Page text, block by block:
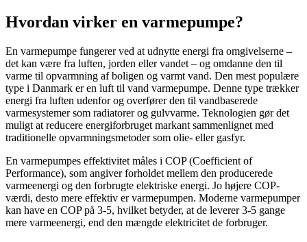
Hvordan virker en varmepumpe?
En varmepumpe fungerer ved at udnytte energi fra omgivelserne –
det kan være fra luften, jorden eller vandet – og omdanne den til
varme til opvarmning af boligen og varmt vand. Den mest populære
type i Danmark er en luft til vand varmepumpe. Denne type trækker
energi fra luften udenfor og overfører den til vandbaserede
varmesystemer som radiatorer og gulvvarme. Teknologien gør det
muligt at reducere energiforbruget markant sammenlignet med
traditionelle opvarmningsmetoder som olie- eller gasfyr.
En varmepumpes effektivitet måles i COP (Coefficient of
Performance), som angiver forholdet mellem den producerede
varmeenergi og den forbrugte elektriske energi. Jo højere COP-
værdi, desto mere effektiv er varmepumpen. Moderne varmepumper
kan have en COP på 3-5, hvilket betyder, at de leverer 3-5 gange
mere varmeenergi, end den mængde elektricitet de forbruger.